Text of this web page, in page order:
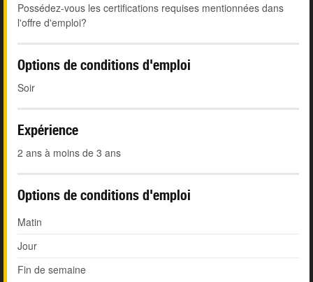
Possédez-vous les certifications requises mentionnées dans
l'offre d'emploi?
Options de conditions d'emploi
Soir
Expérience
2 ans à moins de 3 ans
Options de conditions d'emploi
Matin
Jour
Fin de semaine